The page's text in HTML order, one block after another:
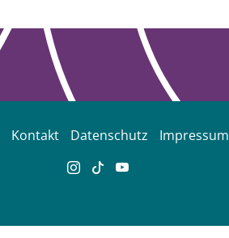
Kontakt Datenschutz Impressum